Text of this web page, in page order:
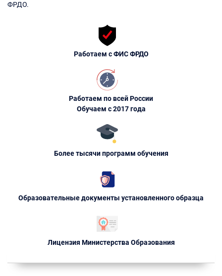
ФРДО.
Работаем с ФИС ФРДО
Работаем по всей России
Обучаем с 2017 года
Более тысячи программ обучения
Образовательные документы установленного образца
Лицензия Министерства Образования